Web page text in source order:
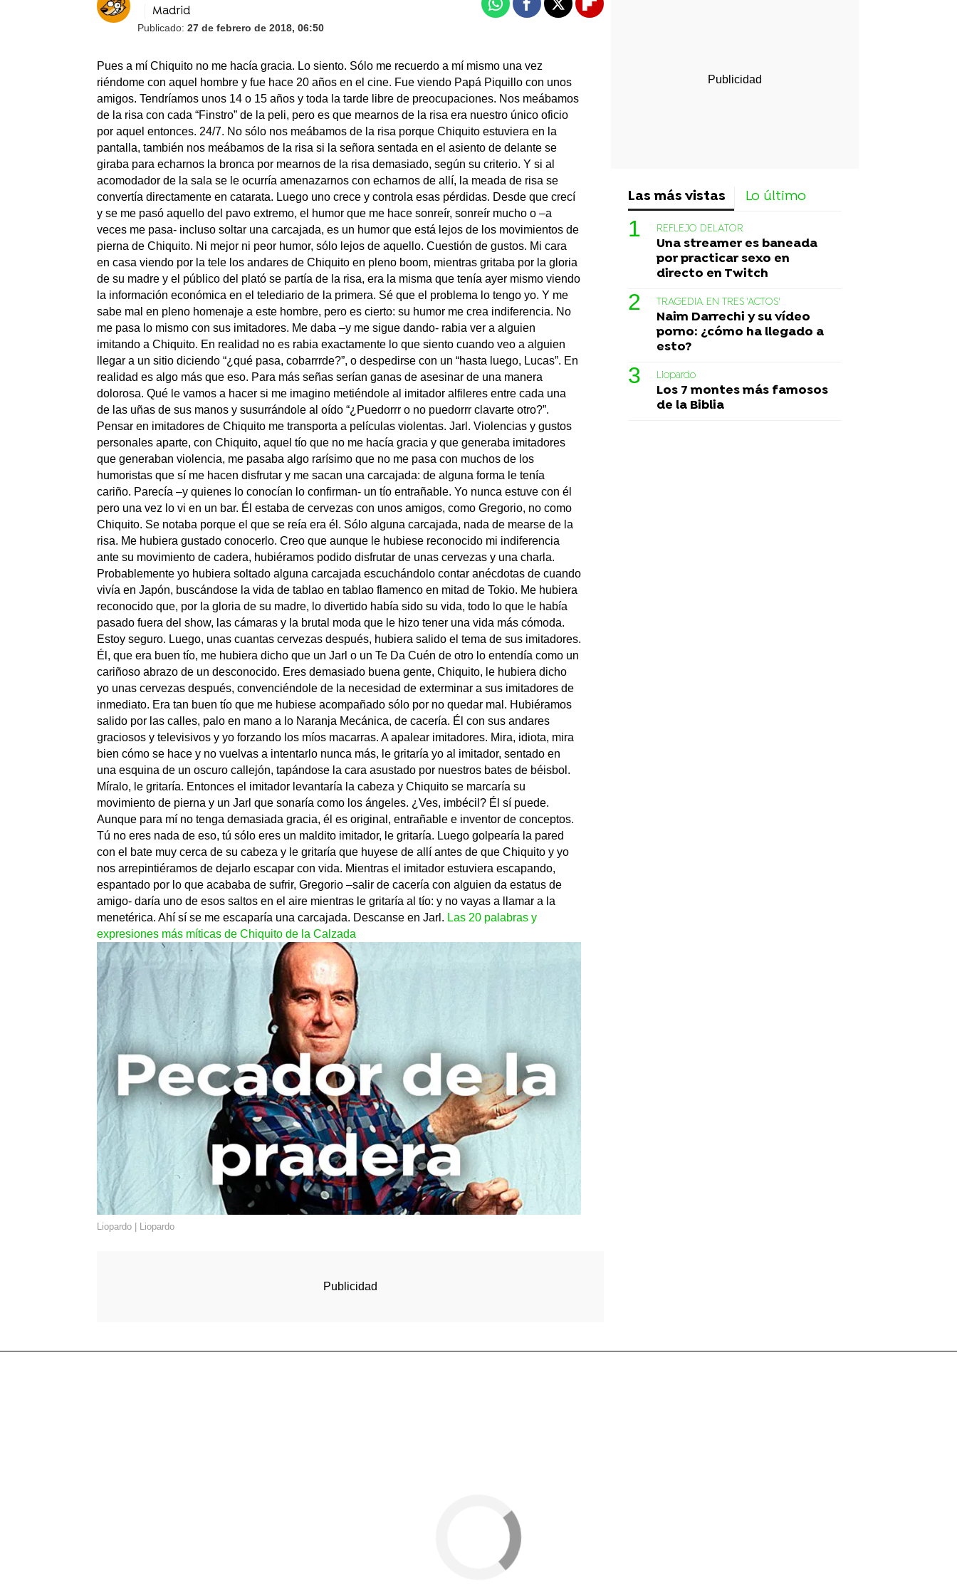
Madrid
Publicado: 27 de febrero de 2018, 06:50
WhatsappFacebook
X Flipboard
Pues a mí Chiquito no me hacía gracia. Lo siento. Sólo me recuerdo a mí mismo una vez
riéndome con aquel hombre y fue hace 20 años en el cine. Fue viendo Papá Piquillo con unos
amigos. Tendríamos unos 14 o 15 años y toda la tarde libre de preocupaciones. Nos meábamos
de la risa con cada “Finstro” de la peli, pero es que mearnos de la risa era nuestro único oficio
por aquel entonces. 24/7. No sólo nos meábamos de la risa porque Chiquito estuviera en la
pantalla, también nos meábamos de la risa si la señora sentada en el asiento de delante se
giraba para echarnos la bronca por mearnos de la risa demasiado, según su criterio. Y si al
acomodador de la sala se le ocurría amenazarnos con echarnos de allí, la meada de risa se
convertía directamente en catarata. Luego uno crece y controla esas pérdidas. Desde que crecí
y se me pasó aquello del pavo extremo, el humor que me hace sonreír, sonreír mucho o –a
veces me pasa- incluso soltar una carcajada, es un humor que está lejos de los movimientos de
pierna de Chiquito. Ni mejor ni peor humor, sólo lejos de aquello. Cuestión de gustos. Mi cara
en casa viendo por la tele los andares de Chiquito en pleno boom, mientras gritaba por la gloria
de su madre y el público del plató se partía de la risa, era la misma que tenía ayer mismo viendo
la información económica en el telediario de la primera. Sé que el problema lo tengo yo. Y me
sabe mal en pleno homenaje a este hombre, pero es cierto: su humor me crea indiferencia. No
me pasa lo mismo con sus imitadores. Me daba –y me sigue dando- rabia ver a alguien
imitando a Chiquito. En realidad no es rabia exactamente lo que siento cuando veo a alguien
llegar a un sitio diciendo “¿qué pasa, cobarrrde?”, o despedirse con un “hasta luego, Lucas”. En
realidad es algo más que eso. Para más señas serían ganas de asesinar de una manera
dolorosa. Qué le vamos a hacer si me imagino metiéndole al imitador alfileres entre cada una
de las uñas de sus manos y susurrándole al oído “¿Puedorrr o no puedorrr clavarte otro?”.
Pensar en imitadores de Chiquito me transporta a películas violentas. Jarl. Violencias y gustos
personales aparte, con Chiquito, aquel tío que no me hacía gracia y que generaba imitadores
que generaban violencia, me pasaba algo rarísimo que no me pasa con muchos de los
humoristas que sí me hacen disfrutar y me sacan una carcajada: de alguna forma le tenía
cariño. Parecía –y quienes lo conocían lo confirman- un tío entrañable. Yo nunca estuve con él
pero una vez lo vi en un bar. Él estaba de cervezas con unos amigos, como Gregorio, no como
Chiquito. Se notaba porque el que se reía era él. Sólo alguna carcajada, nada de mearse de la
risa. Me hubiera gustado conocerlo. Creo que aunque le hubiese reconocido mi indiferencia
ante su movimiento de cadera, hubiéramos podido disfrutar de unas cervezas y una charla.
Probablemente yo hubiera soltado alguna carcajada escuchándolo contar anécdotas de cuando
vivía en Japón, buscándose la vida de tablao en tablao flamenco en mitad de Tokio. Me hubiera
reconocido que, por la gloria de su madre, lo divertido había sido su vida, todo lo que le había
pasado fuera del show, las cámaras y la brutal moda que le hizo tener una vida más cómoda.
Estoy seguro. Luego, unas cuantas cervezas después, hubiera salido el tema de sus imitadores.
Él, que era buen tío, me hubiera dicho que un Jarl o un Te Da Cuén de otro lo entendía como un
cariñoso abrazo de un desconocido. Eres demasiado buena gente, Chiquito, le hubiera dicho
yo unas cervezas después, convenciéndole de la necesidad de exterminar a sus imitadores de
inmediato. Era tan buen tío que me hubiese acompañado sólo por no quedar mal. Hubiéramos
salido por las calles, palo en mano a lo Naranja Mecánica, de cacería. Él con sus andares
graciosos y televisivos y yo forzando los míos macarras. A apalear imitadores. Mira, idiota, mira
bien cómo se hace y no vuelvas a intentarlo nunca más, le gritaría yo al imitador, sentado en
una esquina de un oscuro callejón, tapándose la cara asustado por nuestros bates de béisbol.
Míralo, le gritaría. Entonces el imitador levantaría la cabeza y Chiquito se marcaría su
movimiento de pierna y un Jarl que sonaría como los ángeles. ¿Ves, imbécil? Él sí puede.
Aunque para mí no tenga demasiada gracia, él es original, entrañable e inventor de conceptos.
Tú no eres nada de eso, tú sólo eres un maldito imitador, le gritaría. Luego golpearía la pared
con el bate muy cerca de su cabeza y le gritaría que huyese de allí antes de que Chiquito y yo
nos arrepintiéramos de dejarlo escapar con vida. Mientras el imitador estuviera escapando,
espantado por lo que acababa de sufrir, Gregorio –salir de cacería con alguien da estatus de
amigo- daría uno de esos saltos en el aire mientras le gritaría al tío: y no vayas a llamar a la
menetérica. Ahí sí se me escaparía una carcajada. Descanse en Jarl. Las 20 palabras y
expresiones más míticas de Chiquito de la Calzada
Liopardo | Liopardo
Las más vistas Lo último
REFLEJO DELATOR
Una streamer es baneada
por practicar sexo en
directo en Twitch
TRAGEDIA EN TRES 'ACTOS'
Naim Darrechi y su vídeo
porno: ¿cómo ha llegado a
esto?
Liopardo
Los 7 montes más famosos
de la Biblia